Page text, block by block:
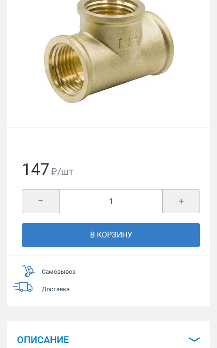
147 ₽/шт
+
–
В КОРЗИНУ
Самовывоз
Доставка
ОПИСАНИЕ